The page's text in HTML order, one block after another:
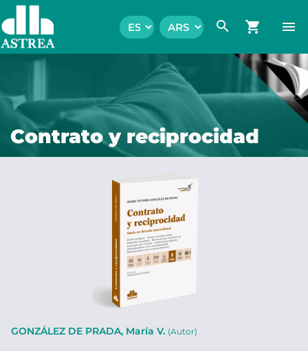
search shopping_cart menu
Contrato y reciprocidad
GONZÁLEZ DE PRADA, María V. (Autor)